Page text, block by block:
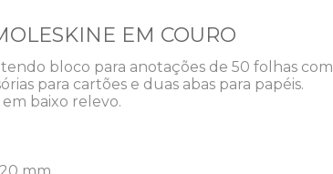
EM COURO
bloco para anotações de 50 folhas com
para cartões e duas abas para papéis.
baixo relevo.